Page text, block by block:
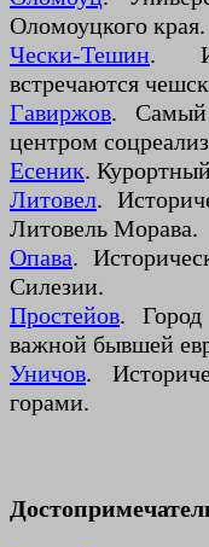
Оломоуцкого края.
Чески-Тешин.
встречаются
Гавиржов. Самый
центром
Есеник.
Литовел.
Литовель Морава.
Опава.
Силезии.
Простейов.
важной бывшей
Уничов.
горами.